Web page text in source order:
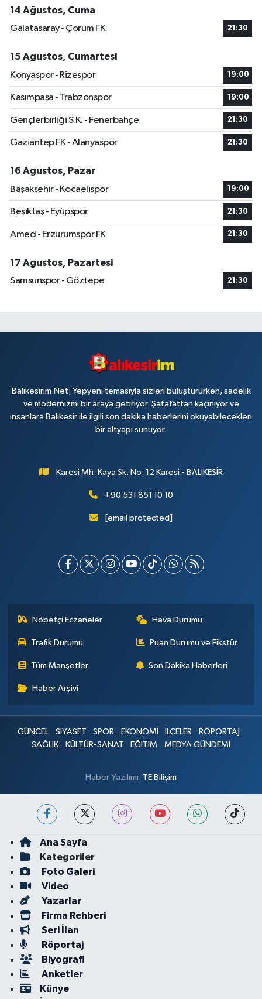
14 Ağustos, Cuma
Galatasaray - Çorum FK
21:30
15 Ağustos, Cumartesi
Konyaspor - Rizespor
19:00
Kasımpaşa - Trabzonspor 19:00
Gençlerbirliği S.K. - Fenerbahçe 21:30
Gaziantep FK - Alanyaspor 21:30
16 Ağustos, Pazar
Başakşehir - Kocaelispor
19:00
Beşiktaş - Eyüpspor 21:30
Amed - Erzurumspor FK 21:30
17 Ağustos, Pazartesi
Samsunspor - Göztepe
21:30
Balikesirim.Net; Yepyeni temasıyla sizleri buluştururken, sadelik
ve modernizmi bir araya getiriyor. Şatafattan kaçınıyor ve
insanlara Balıkesir ile ilgili son dakika haberlerini okuyabilecekleri
bir altyapı sunuyor.
Karesi Mh. Kaya Sk. No: 12 Karesi - BALIKESİR
+90 531 851 10 10
[email protected]
Nöbetçi Eczaneler Hava Durumu
Trafik Durumu Puan Durumu ve Fikstür
Tüm Manşetler Son Dakika Haberleri
Haber Arşivi
GÜNCEL SİYASET SPOR EKONOMİ İLÇELER
RÖPORTAJ
SAĞLIK
KÜLTÜR-SANAT EĞİTİM MEDYA GÜNDEMİ
Haber Yazılımı: TE Bilişim
Ana Sayfa
Kategoriler
Foto Galeri
Video
Yazarlar
Firma Rehberi
Seri İlan
Röportaj
Biyografi
Anketler
Künye